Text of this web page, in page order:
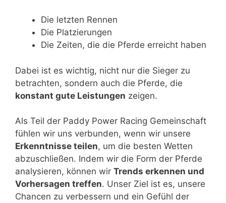
Die letzten Rennen
Die Platzierungen
Die Zeiten, die die Pferde erreicht haben
Dabei ist es wichtig, nicht nur die Sieger zu
betrachten, sondern auch die Pferde, die
konstant gute Leistungen zeigen.
Als Teil der Paddy Power Racing Gemeinschaft
fühlen wir uns verbunden, wenn wir unsere
Erkenntnisse teilen, um die besten Wetten
abzuschließen. Indem wir die Form der Pferde
analysieren, können wir Trends erkennen und
Vorhersagen treffen. Unser Ziel ist es, unsere
Chancen zu verbessern und ein Gefühl der